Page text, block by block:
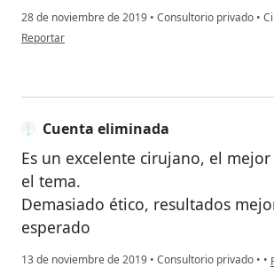
28 de noviembre de 2019 • Consultorio privado •
en opinión del usuario Carolina agudelo
Reportar
Cuenta eliminada
Es un excelente cirujano, el
el tema.
Demasiado ético, resultados
esperado
13 de noviembre de 2019 • Consultorio privado • •